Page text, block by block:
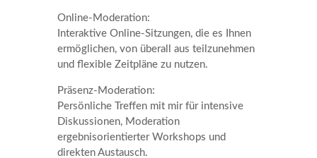
Online-Moderation:
Interaktive Online-Sitzungen, die es Ihnen
ermöglichen, von überall aus teilzunehmen
und flexible Zeitpläne zu nutzen.
Präsenz-Moderation:
Persönliche Treffen mit mir für intensive
Diskussionen, Moderation
ergebnisorientierter Workshops und
direkten Austausch.